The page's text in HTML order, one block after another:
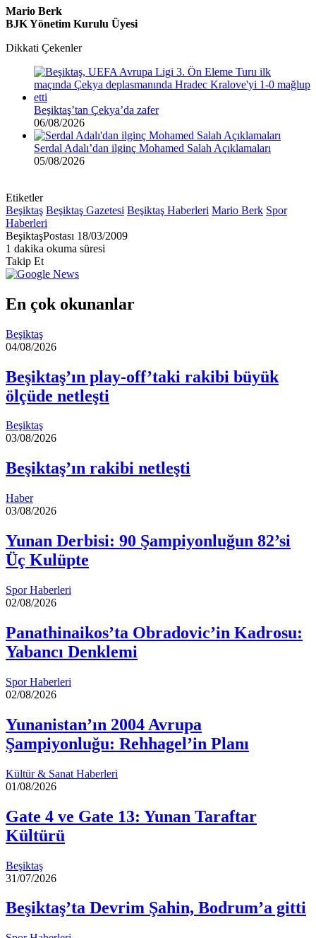
Mario Berk
BJK Yönetim Kurulu Üyesi
Dikkati Çekenler
Beşiktaş’tan Çekya’da zafer
06/08/2026
Serdal Adalı’dan ilginç Mohamed Salah Açıklamaları
05/08/2026
Etiketler
Beşiktaş Beşiktaş Gazetesi Beşiktaş Haberleri Mario Berk Spor
Haberleri
BeşiktaşPostası Bir
e-
göndermek
18/03/2009
1 dakika okuma süresi
Takip Et
En çok okunanlar
Beşiktaş
04/08/2026
Beşiktaş’ın play-off’taki rakibi büyük
ölçüde netleşti
Beşiktaş
03/08/2026
Beşiktaş’ın rakibi netleşti
Haber
03/08/2026
Yunan Derbisi: 90 Şampiyonluğun 82’si
Üç Kulüpte
Spor Haberleri
02/08/2026
Panathinaikos’ta Obradovic’in Kadrosu:
Yabancı Denklemi
Spor Haberleri
02/08/2026
Yunanistan’ın 2004 Avrupa
Şampiyonluğu: Rehhagel’in Planı
Kültür & Sanat Haberleri
01/08/2026
Gate 4 ve Gate 13: Yunan Taraftar
Kültürü
Beşiktaş
31/07/2026
Beşiktaş’ta Devrim Şahin, Bodrum’a gitti